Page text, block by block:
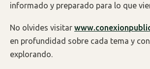
informado y preparado para lo que
No olvides visitar
en profundidad sobre cada tema y
explorando.